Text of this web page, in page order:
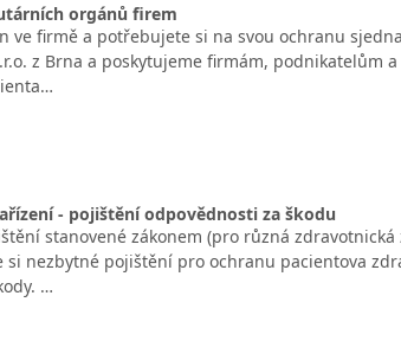
orgánů firem
ve firmě a potřebujete si na svou ochranu
z Brna a poskytujeme firmám,
- pojištění odpovědnosti za škodu
stanovené zákonem (pro různá
si nezbytné pojištění pro ochranu pacientova
…